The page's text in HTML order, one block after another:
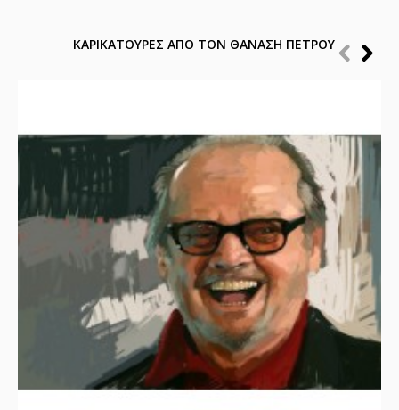
ΚΑΡΙΚΑΤΟΥΡΕΣ ΑΠΟ ΤΟΝ ΘΑΝΑΣΗ ΠΕΤΡΟΥ